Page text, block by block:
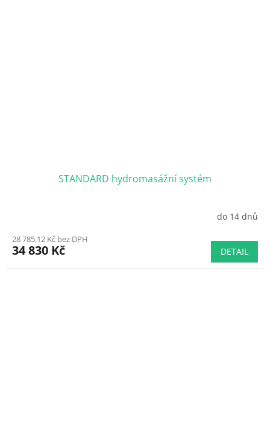
STANDARD hydromasážní systém
do 14 dnů
28 785,12 Kč bez DPH
34 830 Kč DETAIL